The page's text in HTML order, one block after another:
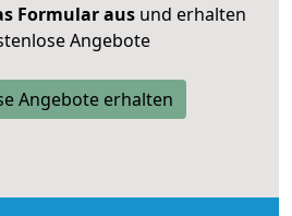
Formular ausund erhalten
Angebote
Angebote erhalten